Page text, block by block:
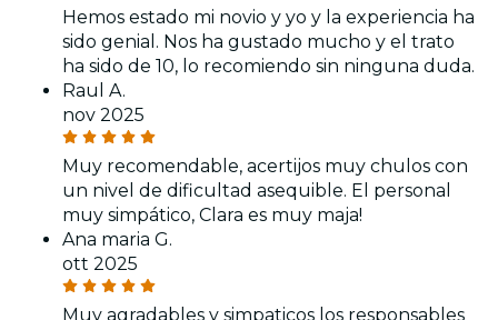
Hemos estado mi novio y yo y la experiencia ha
sido genial. Nos ha gustado mucho y el trato
ha sido de 10, lo recomiendo sin ninguna duda.
Raul A.
nov 2025
Muy recomendable, acertijos muy chulos con
un nivel de dificultad asequible. El personal
muy simpático, Clara es muy maja!
Ana maria G.
ott 2025
Muy agradables y simpaticos los responsables